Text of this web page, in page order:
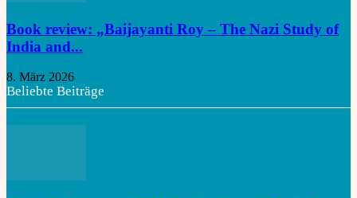
Book review: „Baijayanti Roy – The Nazi Study of
India and...
8. März 2026
Beliebte Beiträge